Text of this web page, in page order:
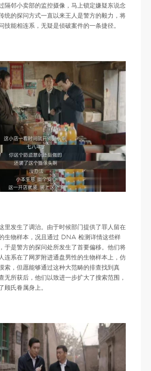
隔邻小卖部的监控摄像，马上锁定嫌疑东说念
统的探问方式一直以来王人是警方的毅力，将
技能相连系，无疑是侦破案件的一条捷径。
里发生了调治。由于时候部门提供了罪人留在
生物样本，况且通过 DNA 检测详情这些样
于是警方的探问处所发生了首要偏移。他们将
连系在了网罗附进通盘男性的生物样本上，仿
索，但愿能够通过这种大范畴的排查找到真
无所获后，他们以致进一步扩大了搜索范围，
顾氏眷属身上。